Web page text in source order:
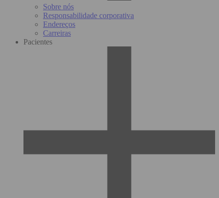
Sobre nós
Responsabilidade corporativa
Endereços
Carreiras
Pacientes